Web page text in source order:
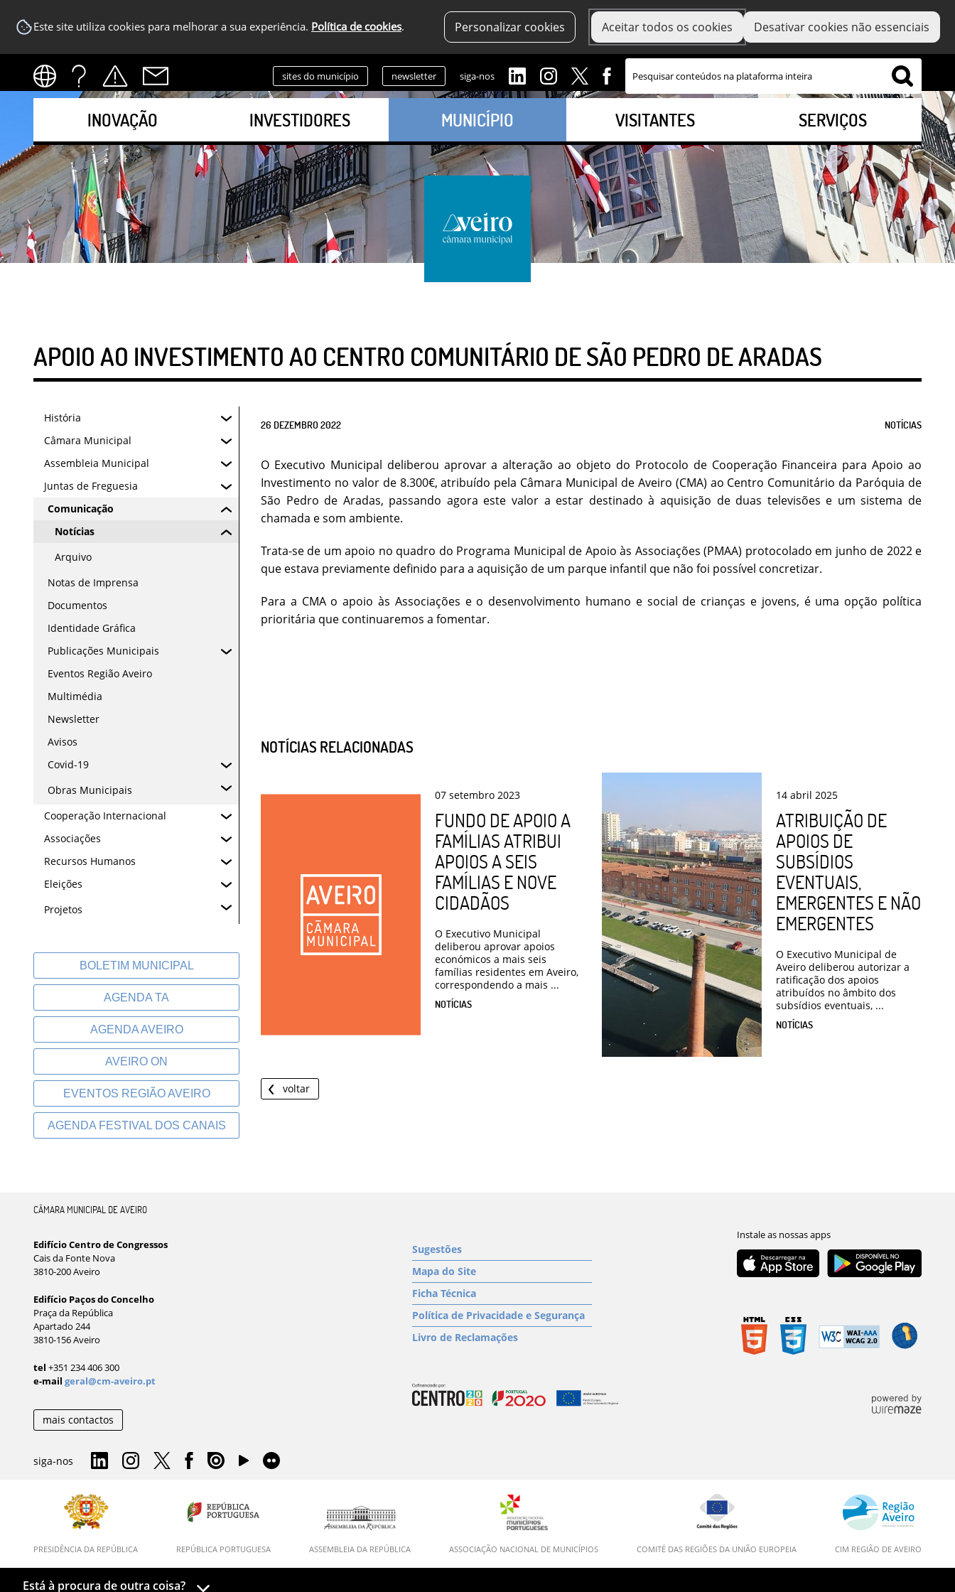
Este site utiliza cookies para melhorar a sua experiência. Política de cookies. Personalizar cookies Aceitar todos os cookies Desativar cookies não essenciais
sites do município newsletter siga-nos
INOVAÇÃO INVESTIDORES MUNICÍPIO VISITANTES SERVIÇOS
APOIO AO INVESTIMENTO AO CENTRO COMUNITÁRIO DE SÃO PEDRO DE ARADAS
História
Câmara Municipal
Assembleia Municipal
Juntas de Freguesia
Comunicação
Notícias
Arquivo
Notas de Imprensa
Documentos
Identidade Gráfica
Publicações Municipais
Eventos Região Aveiro
Multimédia
Newsletter
Avisos
Covid-19
Obras Municipais
Cooperação Internacional
Associações
Recursos Humanos
Eleições
Projetos
BOLETIM MUNICIPAL
AGENDA TA
AGENDA AVEIRO
AVEIRO ON
EVENTOS REGIÃO AVEIRO
AGENDA FESTIVAL DOS CANAIS
26 DEZEMBRO2022 NOTÍCIAS
O Executivo Municipal deliberou aprovar a alteração ao objeto do Protocolo de Cooperação Financeira para Apoio ao
Investimento no valor de 8.300€, atribuído pela Câmara Municipal de Aveiro (CMA) ao Centro Comunitário da Paróquia de
São Pedro de Aradas, passando agora este valor a estar destinado à aquisição de duas televisões e um sistema de
chamada e som ambiente.
Trata-se de um apoio no quadro do Programa Municipal de Apoio às Associações (PMAA) protocolado em junho de 2022 e
que estava previamente definido para a aquisição de um parque infantil que não foi possível concretizar.
Para a CMA o apoio às Associações e o desenvolvimento humano e social de crianças e jovens, é uma opção política
prioritária que continuaremos a fomentar.
NOTÍCIAS RELACIONADAS
07 setembro 2023
FUNDO DE APOIO A
FAMÍLIAS ATRIBUI
APOIOS A SEIS
FAMÍLIAS E NOVE
CIDADÃOS
O Executivo Municipal
deliberou aprovar apoios
económicos a mais seis
famílias residentes em Aveiro,
correspondendo a mais ...
NOTÍCIAS
14 abril 2025
ATRIBUIÇÃO DE
APOIOS DE
SUBSÍDIOS
EVENTUAIS,
EMERGENTES E NÃO
EMERGENTES
O Executivo Municipal de
Aveiro deliberou autorizar a
ratificação dos apoios
atribuídos no âmbito dos
subsídios eventuais, ...
NOTÍCIAS
voltar
CÂMARA MUNICIPAL DE AVEIRO
Edifício Centro de Congressos
Cais da Fonte Nova
3810-200 Aveiro
Edifício Paços do Concelho
Praça da República
Apartado 244
3810-156 Aveiro
tel +351 234 406 300
e-mail geral@cm-aveiro.pt
mais contactos
siga-nos
Sugestões
Mapa do Site
Ficha Técnica
Política de Privacidade e Segurança
Livro de Reclamações
PRESIDÊNCIA DA REPÚBLICA REPÚBLICA PORTUGUESA ASSEMBLEIA DA REPÚBLICA ASSOCIAÇÃO NACIONAL DE MUNICÍPIOS COMITÉ DAS REGIÕES DA UNIÃO EUROPEIA CIM REGIÃO DE AVEIRO
Está à procura de outra coisa?